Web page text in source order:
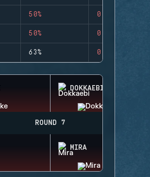
50% 0
50% 0
63% 0
DOKKAEBI
ROUND 7
MIRA